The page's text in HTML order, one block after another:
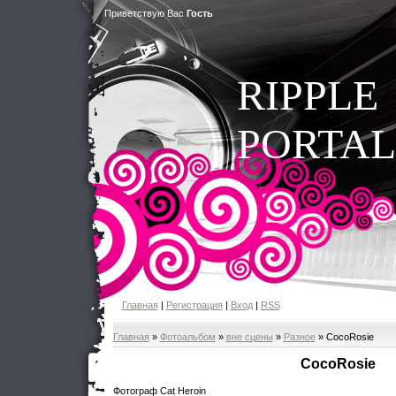
Приветствую Вас Гость
RIPPLE
PORTAL
Главная| Регистрация| Вход| RSS
Главная » Фотоальбом » вне сцены » Разное» СocoRosie
СocoRosie
Фотограф Cat Heroin